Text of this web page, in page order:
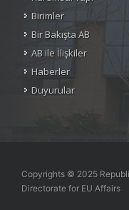
Birimler
Bir Bakışta AB
AB ile İlişkiler
Haberler
Duyurular
Copyrights © 2025
Directorate for EU Affairs